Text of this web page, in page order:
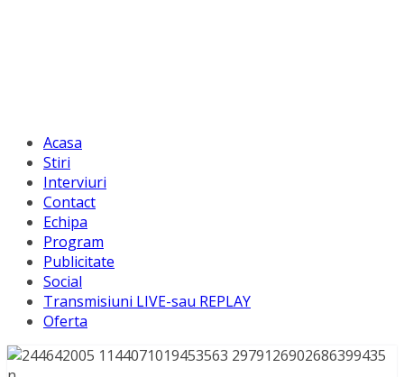
Acasa
Stiri
Interviuri
Contact
Echipa
Program
Publicitate
Social
Transmisiuni LIVE-sau REPLAY
Oferta